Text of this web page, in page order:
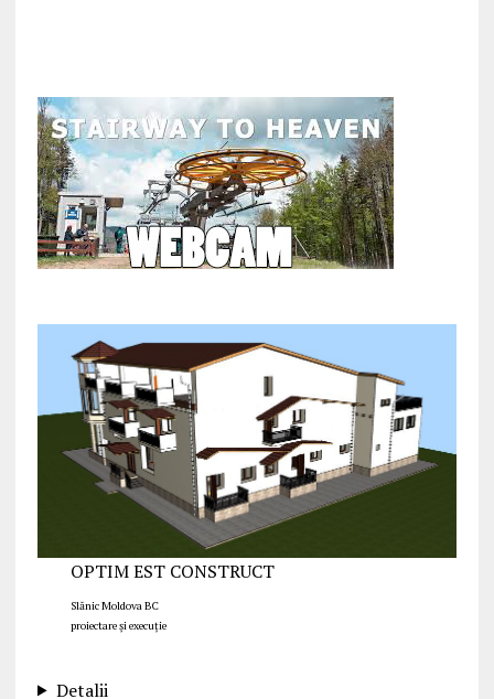
OPTIM EST CONSTRUCT
Slănic Moldova BC
proiectare și execuție
Detalii